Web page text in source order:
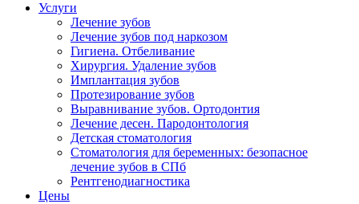
Услуги
Лечение зубов
Лечение зубов под наркозом
Гигиена. Отбеливание
Хирургия. Удаление зубов
Имплантация зубов
Протезирование зубов
Выравнивание зубов. Ортодонтия
Лечение десен. Пародонтология
Детская стоматология
Стоматология для беременных: безопасное
лечение зубов в СПб
Рентгенодиагностика
Цены